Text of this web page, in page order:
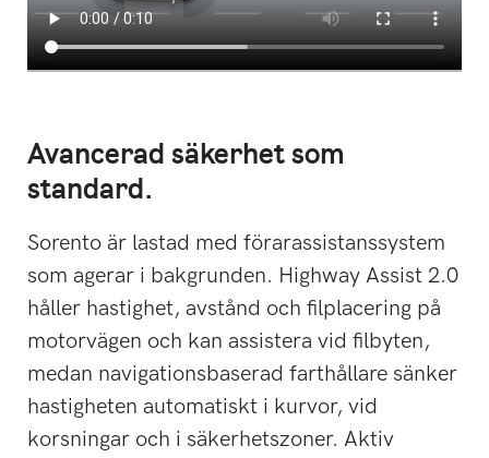
Avancerad säkerhet som
standard.
Sorento är lastad med förarassistanssystem
som agerar i bakgrunden. Highway Assist 2.0
håller hastighet, avstånd och filplacering på
motorvägen och kan assistera vid filbyten,
medan navigationsbaserad farthållare sänker
hastigheten automatiskt i kurvor, vid
korsningar och i säkerhetszoner. Aktiv